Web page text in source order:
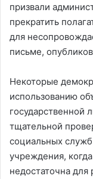
призвали
прекратить
для
письме,
Некоторые
использованию
государственной
тщательной
социальных служб
учреждения,
недостаточна